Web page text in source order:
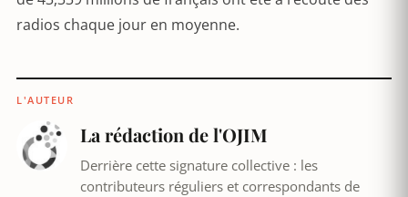
radios chaque jour en moyenne.
L'AUTEUR
La rédaction de l'OJIM
Derrière cette signature collective : les
contributeurs réguliers et correspondants de